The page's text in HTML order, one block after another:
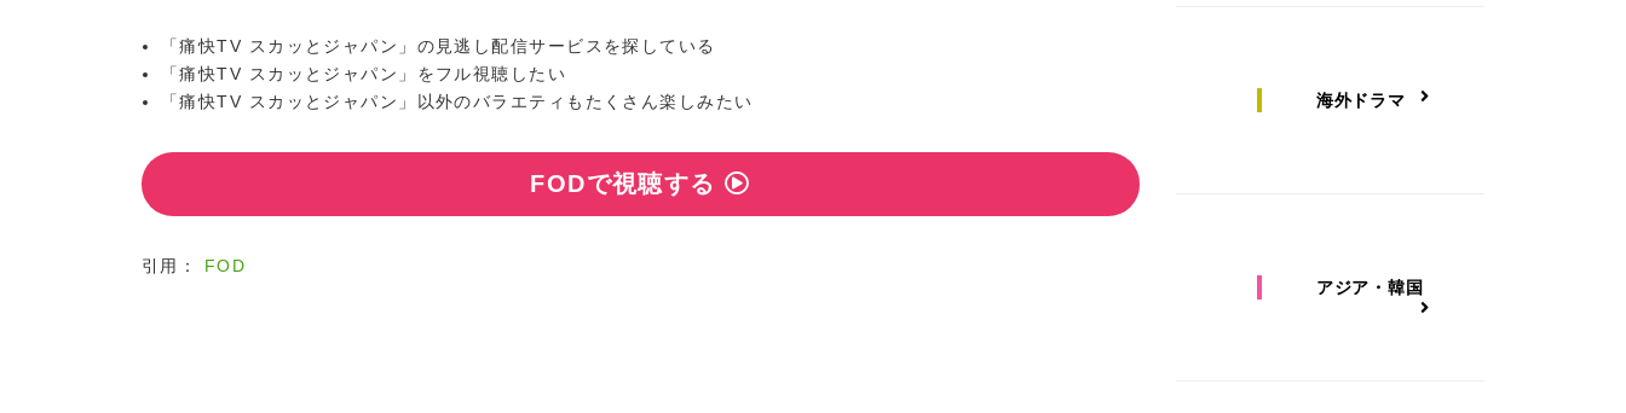
「痛快TV スカッとジャパン」の見逃し配信サービスを探している
「痛快TV スカッとジャパン」をフル視聴したい
「痛快TV スカッとジャパン」以外のバラエティもたくさん楽しみたい
FODで視聴する
引用： FOD
海外ドラマ
アジア・韓国